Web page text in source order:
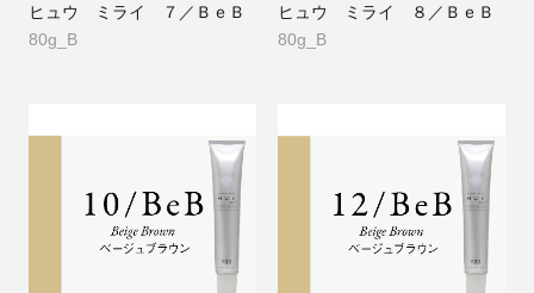
ヒュウ ミライ ７／ＢｅＢ
80g_B
ヒュウ ミライ ８／ＢｅＢ
80g_B